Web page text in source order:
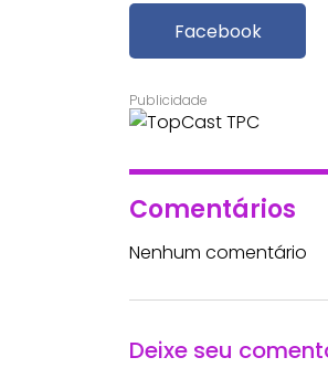
Facebook
Comentários
Nenhum comentário
Deixe seu